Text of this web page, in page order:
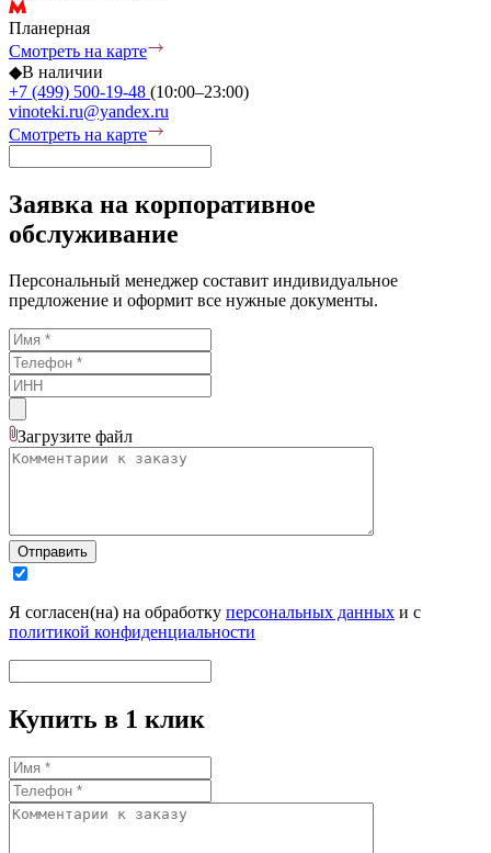
Планерная
Смотреть на карте
◆В наличии
+7 (499) 500-19-48 (10:00–23:00)
vinoteki.ru@yandex.ru
Смотреть на карте
Заявка на корпоративное
обслуживание
Персональный менеджер составит индивидуальное
предложение и оформит все нужные документы.
Загрузите файл
Отправить
Я согласен(на) на обработку персональных данных и с
политикой конфиденциальности
Купить в 1 клик